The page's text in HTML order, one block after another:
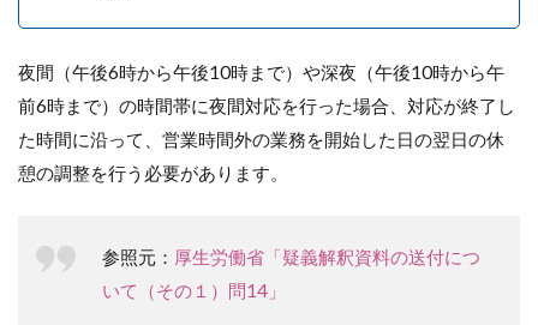
夜間（午後6時から午後10時まで）や深夜（午後10時から午
前6時まで）の時間帯に夜間対応を行った場合、対応が終了し
た時間に沿って、営業時間外の業務を開始した日の翌日の休
憩の調整を行う必要があります。
参照元： 厚生労働省「疑義解釈資料の送付につ
いて（その１）問14」